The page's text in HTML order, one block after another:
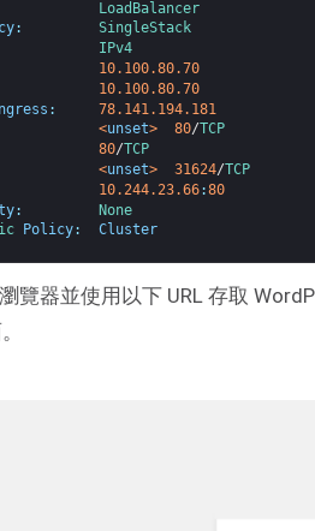
LoadBalancer
:
SingleStack
IPv4
10.100.80.70
10.100.80.70
:
78.141.194.181
<unset> 80/TCP
80/TCP
<unset> 31624/TCP
10.244.23.66:80
:
None
Policy: Cluster
覽器並使用以下 URL 存取